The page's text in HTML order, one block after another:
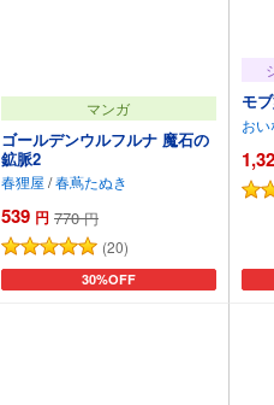
マンガ
ゴールデンウルフルナ 魔石の
鉱脈2
春狸屋 /春蔦たぬき
539 円 770 円
(20)
30%OFF
カートに追加
モ
お